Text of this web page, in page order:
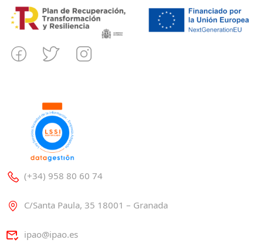
(+34) 958 80 60 74
C/Santa Paula, 35 18001 – Granada
ipao@ipao.es